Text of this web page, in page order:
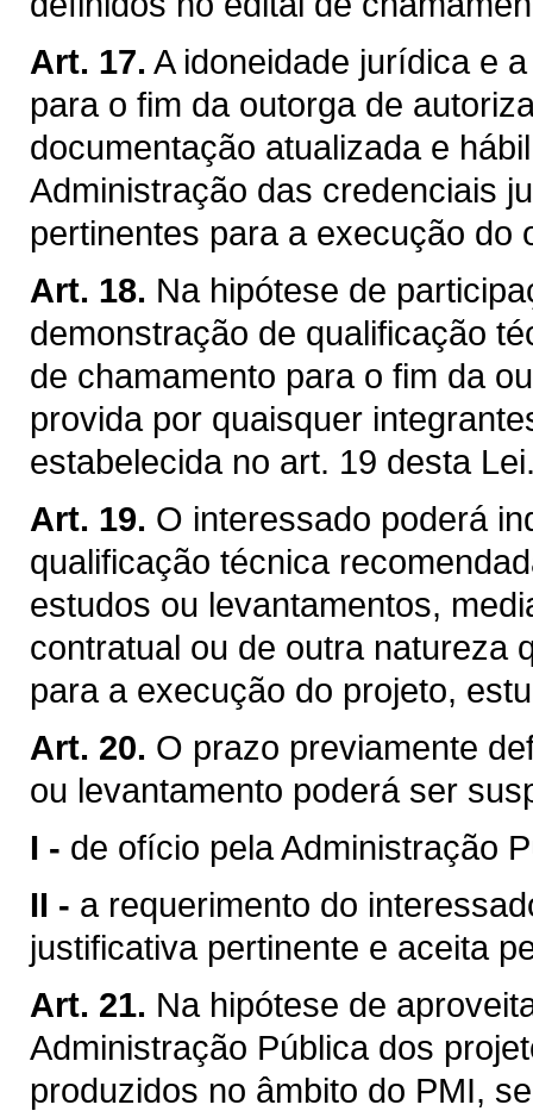
Art. 17. A idoneidade jurídica e
para o fim da outorga de
documentação atualizada e
Administração das credenciais
pertinentes para a execução do
Art. 18. Na hipótese de
demonstração de qualificação
de chamamento para o fim da
provida por quaisquer
estabelecida no art. 19 desta
Art. 19. O interessado poderá
qualificação técnica
estudos ou levantamentos,
contratual ou de outra natureza
para a execução do projeto,
Art. 20. O prazo previamente
ou levantamento poderá ser
I - de ofício pela Administração
II - a requerimento do
justificativa pertinente e aceita
Art. 21. Na hipótese de
Administração Pública dos
produzidos no âmbito do PMI,